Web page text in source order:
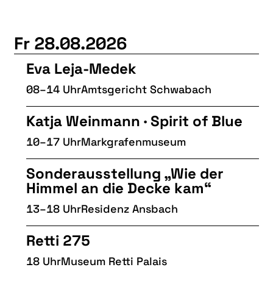
Fr 28.08.2026
Eva Leja-Medek
08–14 UhrAmtsgericht Schwabach
Katja Weinmann · Spirit of Blue
10–17 UhrMarkgrafenmuseum
Sonderausstellung „Wie der
Himmel an die Decke kam“
13–18 UhrResidenz Ansbach
Retti 275
18 UhrMuseum Retti Palais